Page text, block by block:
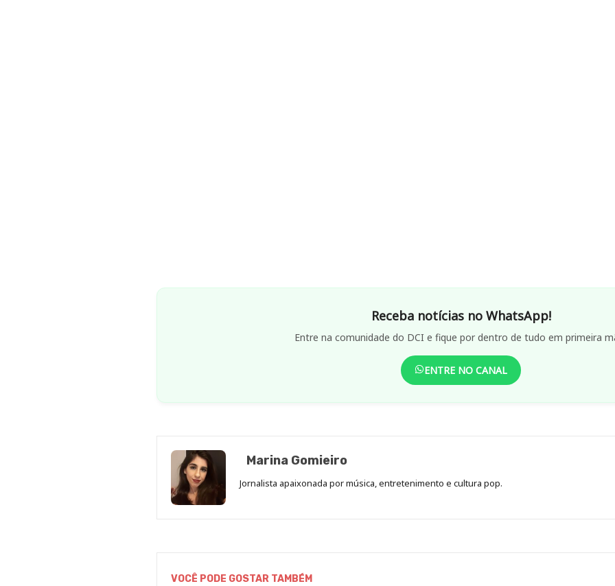
Receba notícias no WhatsApp!
Entre na comunidade do DCI e fique por dentro de tudo em primeira
ENTRE NO CANAL
Marina Gomieiro
Jornalista apaixonada por música, entretenimento e cultura pop.
VOCÊ PODE GOSTAR TAMBÉM